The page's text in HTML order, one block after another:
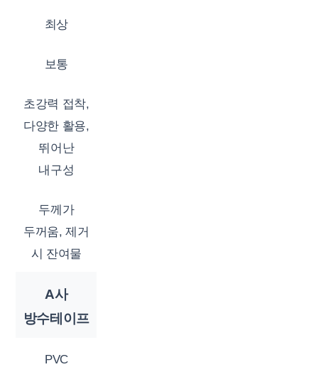
최상
보통
초강력 접착,
다양한 활용,
뛰어난
내구성
두께가
두꺼움, 제거
시 잔여물
A사
방수테이프
PVC